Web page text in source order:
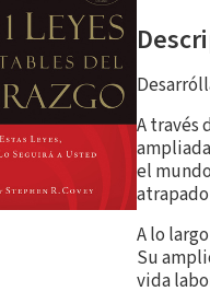
A través
el
A lo
Su
vida